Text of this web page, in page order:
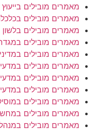
מאמרים מובילים בייעוץ
מאמרים מובילים
מאמרים מובילים בלשון
מאמרים מובילים
מאמרים מובילים
מאמרים מובילים
מאמרים מובילים
מאמרים מובילים
מאמרים מובילים
מאמרים מובילים
מאמרים מובילים